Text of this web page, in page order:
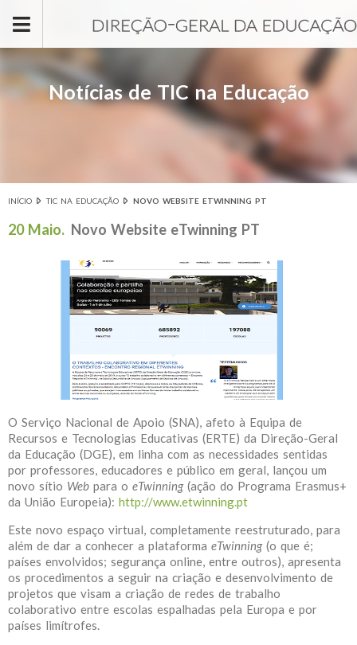
Notícias de TIC na Educação
INÍCIO TIC NA EDUCAÇÃO NOVO WEBSITE ETWINNING PT
20 Maio. Novo Website eTwinning PT
O Serviço Nacional de Apoio (SNA), afeto à Equipa de
Recursos e Tecnologias Educativas (ERTE) da Direção-Geral
da Educação (DGE), em linha com as necessidades sentidas
por professores, educadores e público em geral, lançou um
novo sítio Web para o eTwinning (ação do Programa Erasmus+
da União Europeia): http://www.etwinning.pt
Este novo espaço virtual, completamente reestruturado, para
além de dar a conhecer a plataforma eTwinning (o que é;
países envolvidos; segurança online, entre outros), apresenta
os procedimentos a seguir na criação e desenvolvimento de
projetos que visam a criação de redes de trabalho
colaborativo entre escolas espalhadas pela Europa e por
países limítrofes.